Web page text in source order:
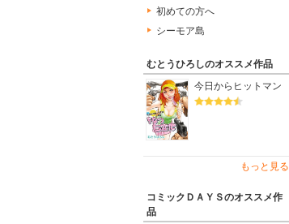
初めての方へ
シーモア島
むとうひろしのオススメ作品
今日からヒットマン
もっと見る
コミックＤＡＹＳのオススメ作
品